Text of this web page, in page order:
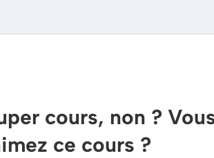
cours, non ?
ce cours ?